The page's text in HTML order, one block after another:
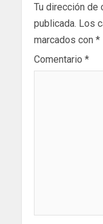
Tu dirección de
publicada. Los
marcados con *
Comentario *